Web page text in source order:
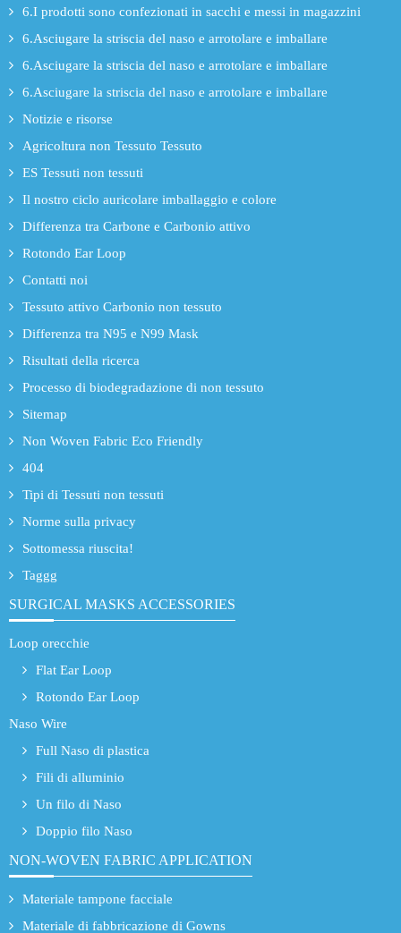
6.I prodotti sono confezionati in sacchi e messi in magazzini
6.Asciugare la striscia del naso e arrotolare e imballare
6.Asciugare la striscia del naso e arrotolare e imballare
6.Asciugare la striscia del naso e arrotolare e imballare
Notizie e risorse
Agricoltura non Tessuto Tessuto
ES Tessuti non tessuti
Il nostro ciclo auricolare imballaggio e colore
Differenza tra Carbone e Carbonio attivo
Rotondo Ear Loop
Contatti noi
Tessuto attivo Carbonio non tessuto
Differenza tra N95 e N99 Mask
Risultati della ricerca
Processo di biodegradazione di non tessuto
Sitemap
Non Woven Fabric Eco Friendly
404
Tipi di Tessuti non tessuti
Norme sulla privacy
Sottomessa riuscita!
Taggg
SURGICAL MASKS ACCESSORIES
Loop orecchie
Flat Ear Loop
Rotondo Ear Loop
Naso Wire
Full Naso di plastica
Fili di alluminio
Un filo di Naso
Doppio filo Naso
NON-WOVEN FABRIC APPLICATION
Materiale tampone facciale
Materiale di fabbricazione di Gowns